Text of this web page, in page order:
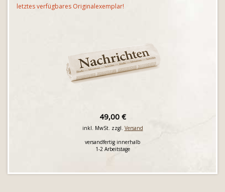
letztes verfügbares Originalexemplar!
49,00 €
inkl. MwSt. zzgl. Versand
versandfertig innerhalb
1-2 Arbeitstage